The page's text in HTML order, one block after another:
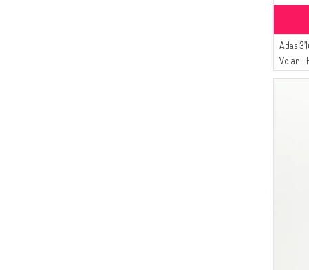
Atlas
Volanlı